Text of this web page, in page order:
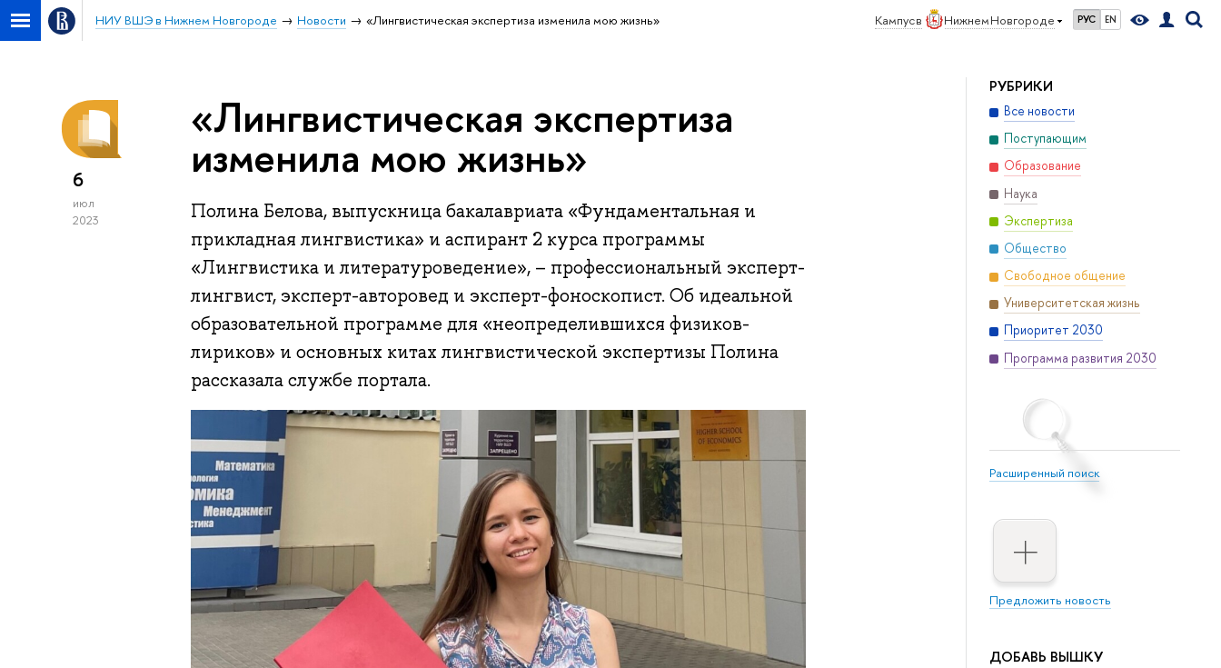
Кампус в Нижнем Новгороде РУС EN
НИУ ВШЭ в Нижнем Новгороде Новости «Лингвистическая экспертиза изменила мою жизнь»
РУБРИКИ
Все новости
Поступающим
Образование
Наука
Экспертиза
Общество
Свободное общение
Университетская жизнь
Приоритет 2030
Программа развития 2030
Расширенный поиск
Предложить новость
ДОБАВЬ ВЫШКУ
6
июл
2023
«Лингвистическая экспертиза
изменила мою жизнь»
Полина Белова, выпускница бакалавриата «Фундаментальная и
прикладная лингвистика» и аспирант 2 курса программы
«Лингвистика и литературоведение», – профессиональный эксперт-
лингвист, эксперт-авторовед и эксперт-фоноскопист. Об идеальной
образовательной программе для «неопределившихся физиков-
лириков» и основных китах лингвистической экспертизы Полина
рассказала службе портала.